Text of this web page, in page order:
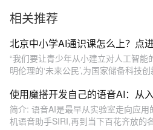
相关推荐
北京中小学AI通识课怎么上？点
“我们要让青少年从小建立对人工智能
明伦理的‘未来公民’,为国家储备科技
使用魔搭开发自己的语音AI：从
简介: 语音AI是最早从实验室走向应
机语音助手SIRI,再到当下百花齐放的